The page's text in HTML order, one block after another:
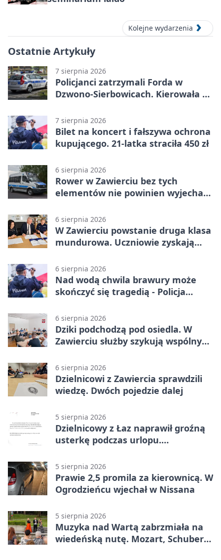
Kolejne wydarzenia
Ostatnie Artykuły
7 sierpnia 2026
Policjanci zatrzymali Forda w
Dzwono-Sierbowicach. Kierowała po
7 sierpnia 2026
Bilet na koncert i fałszywa ochrona
kupującego. 21-latka straciła 450 zł
6 sierpnia 2026
Rower w Zawierciu bez tych
elementów nie powinien wyjechać
6 sierpnia 2026
W Zawierciu powstanie druga klasa
mundurowa. Uczniowie zyskają
6 sierpnia 2026
Nad wodą chwila brawury może
skończyć się tragedią - Policja
6 sierpnia 2026
Dziki podchodzą pod osiedla. W
Zawierciu służby szykują wspólny
6 sierpnia 2026
Dzielnicowi z Zawiercia sprawdzili
wiedzę. Dwóch pojedzie dalej
5 sierpnia 2026
Dzielnicowy z Łaz naprawił groźną
usterkę podczas urlopu.
5 sierpnia 2026
Prawie 2,5 promila za kierownicą. W
Ogrodzieńcu wjechał w Nissana
5 sierpnia 2026
Muzyka nad Wartą zabrzmiała na
wiedeńską nutę. Mozart, Schubert i